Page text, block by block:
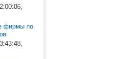
фирмы по